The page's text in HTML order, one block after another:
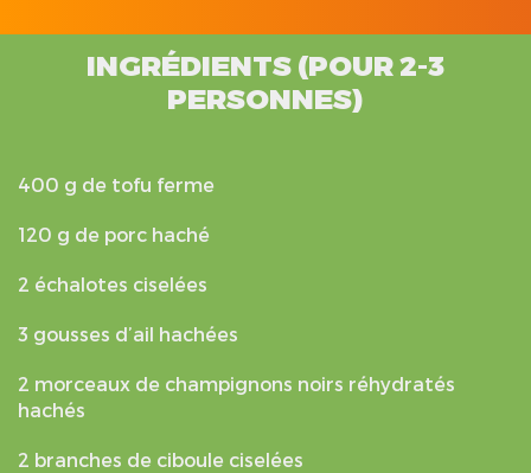
INGRÉDIENTS (POUR 2-3
PERSONNES)
400 g de tofu ferme
120 g de porc haché
2 échalotes ciselées
3 gousses d’ail hachées
2 morceaux de champignons noirs réhydratés
hachés
2 branches de ciboule ciselées